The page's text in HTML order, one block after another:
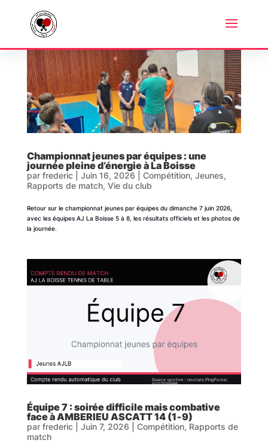
Championnat jeunes par équipes : une
journée pleine d’énergie à La Boisse
par frederic| Juin 16, 2026 Compétition, Jeunes,
Rapports de match, Vie du club
Retour sur le championnat jeunes par équipes du dimanche 7 juin 2026,
avec les équipes AJ La Boisse 5 à 8, les résultats officiels et les photos de
la journée.
Équipe 7 : soirée difficile mais combative
face à AMBERIEU ASCATT 14 (1‑9)
par frederic| Juin 7, 2026 Compétition, Rapports de
match